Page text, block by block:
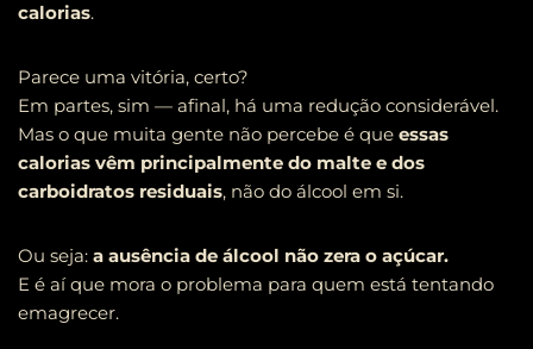
calorias.
Parece uma vitória, certo?
Em partes, sim — afinal, há uma redução considerável.
Mas o que muita gente não percebe é que essas
calorias vêm principalmente do malte e dos
carboidratos residuais, não do álcool em si.
Ou seja: a ausência de álcool não zera o açúcar.
E é aí que mora o problema para quem está tentando
emagrecer.